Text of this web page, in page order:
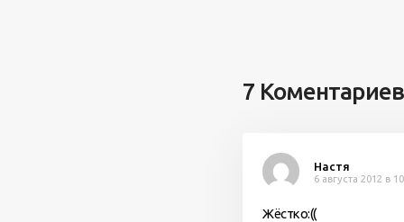
7 Коментариев
Настя
6 августа 2012 в
Жёстко:((